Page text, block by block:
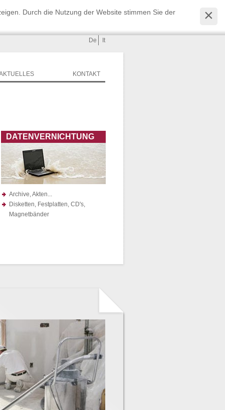
Durch die Nutzung der Website stimmen Sie der
De It
KONTAKT
DATENVERNICHTUNG
Archive, Akten...
Disketten, Festplatten, CD's,
Magnetbänder